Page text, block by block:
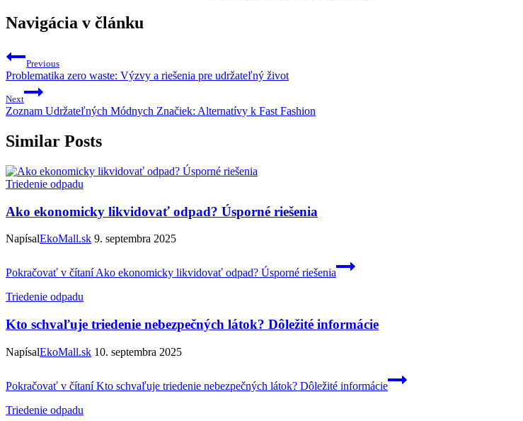
Navigácia v článku
Previous
Problematika zero waste: Výzvy a riešenia pre udržateľný život
Next
Zoznam Udržateľných Módnych Značiek: Alternatívy k Fast Fashion
Similar Posts
Triedenie odpadu
Ako ekonomicky likvidovať odpad? Úsporné riešenia
NapísalEkoMall.sk 9. septembra 2025
Pokračovať v čítaníAko ekonomicky likvidovať odpad? Úsporné riešenia
Triedenie odpadu
Kto schvaľuje triedenie nebezpečných látok? Dôležité informácie
NapísalEkoMall.sk 10. septembra 2025
Pokračovať v čítaníKto schvaľuje triedenie nebezpečných látok? Dôležité informácie
Triedenie odpadu